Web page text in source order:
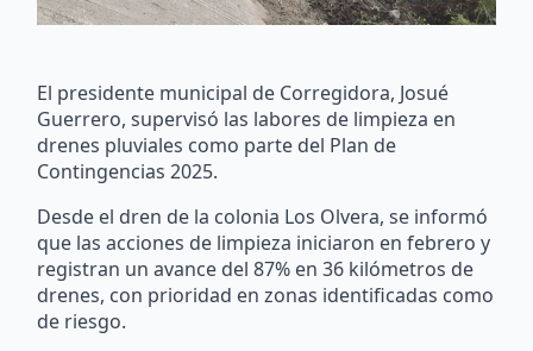
El presidente municipal de Corregidora, Josué
Guerrero, supervisó las labores de limpieza en
drenes pluviales como parte del Plan de
Contingencias 2025.
Desde el dren de la colonia Los Olvera, se informó
que las acciones de limpieza iniciaron en febrero y
registran un avance del 87% en 36 kilómetros de
drenes, con prioridad en zonas identificadas como
de riesgo.